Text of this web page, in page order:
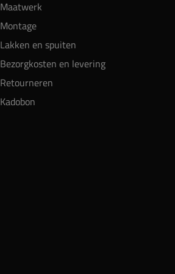
Maatwerk
Montage
Lakken en spuiten
Bezorgkosten en levering
Retourneren
Kadobon